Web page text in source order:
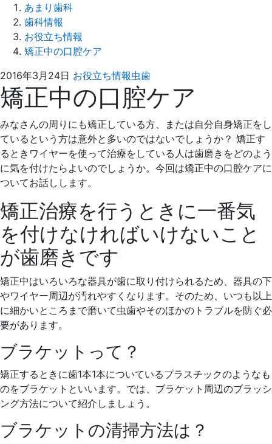
あまり歯科
歯科情報
お役立ち情報
矯正中の口腔ケア
2016年3月24日 お役立ち情報虫歯2016
年
3
月
24
日
あ
ま
り
歯
科
矯正中の口腔ケア
みなさんの周りにも矯正している方、または自分自身矯正をし
ているという方は意外と多いのではないでしょうか？ 矯正す
るときワイヤーを使って治療をしている人は歯磨きをどのよう
に気を付けたらよいのでしょうか。今回は矯正中の口腔ケアに
ついてお話しします。
矯正治療を行うときに一番気
を付けなければいけないこと
が歯磨きです
矯正中はいろいろな器具が歯に取り付けられるため、器具の下
やワイヤー周辺が汚れやすくなります。そのため、いつも以上
に細かいところまで磨いて虫歯やそのほかのトラブルを防ぐ必
要があります。
ブラケットって？
矯正するときに歯1本1本についているプラスチックのようなも
のをブラケットといいます。では、ブラケット周辺のブラッシ
ング方法について紹介しましょう。
ブラケットの清掃方法は？